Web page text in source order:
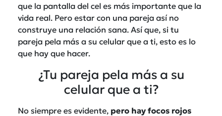
que la pantalla del cel es más importante que la
vida real. Pero estar con una pareja así no
construye una relación sana. Así que, si tu
pareja pela más a su celular que a ti, esto es lo
que hay que hacer.
¿Tu pareja pela más a su
celular que a ti?
No siempre es evidente, pero hay focos rojos